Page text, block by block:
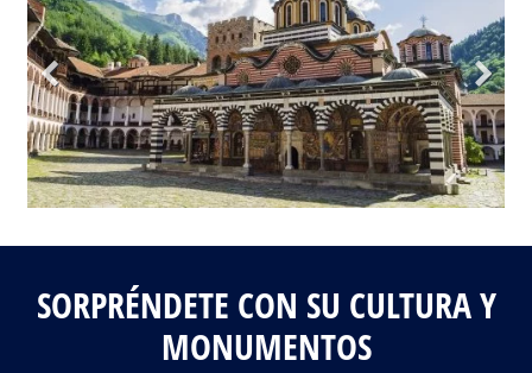
SORPRÉNDETE CON SU CULTURA Y
MONUMENTOS